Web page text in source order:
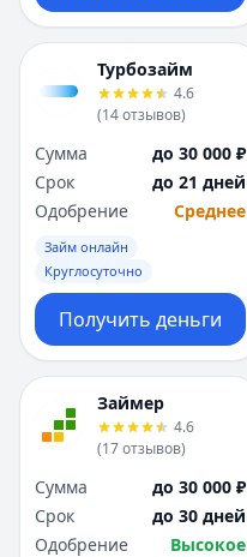
Турбозайм
4.6
(14отзывов)
Сумма
до 30 000 ₽
Срок
до 21 дней
Одобрение
Среднее
Займ онлайн
Круглосуточно
Получить деньги
Займер
4.6
(17отзывов)
Сумма
до 30 000 ₽
Срок
до 30 дней
Одобрение
Высокое